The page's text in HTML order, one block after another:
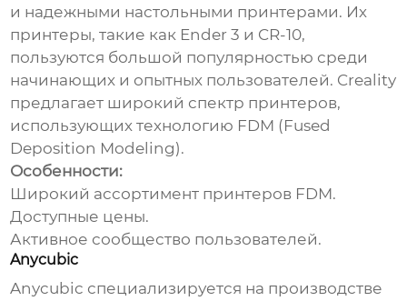
и надежными настольными принтерами. Их
принтеры, такие как Ender 3 и CR-10,
пользуются большой популярностью среди
начинающих и опытных пользователей. Creality
предлагает широкий спектр принтеров,
использующих технологию FDM (Fused
Deposition Modeling).
Особенности:
Широкий ассортимент принтеров FDM.
Доступные цены.
Активное сообщество пользователей.
Anycubic
Anycubic специализируется на производстве